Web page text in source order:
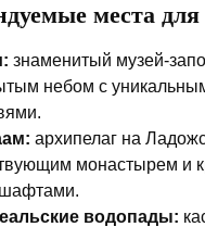
места
знаменитый музей-
небом с
архипелаг на
монастырем и
водопады: